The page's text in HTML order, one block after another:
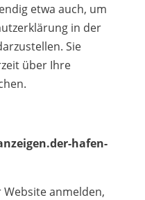
etwa auch, um
in der
Sie
über Ihre
hafen-
anmelden,